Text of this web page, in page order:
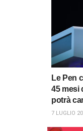
Le Pen
45 mesi
potrà
7 LUGLIO